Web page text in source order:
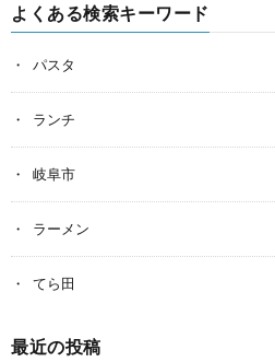
よくある検索キーワード
パスタ
ランチ
岐阜市
ラーメン
てら田
最近の投稿